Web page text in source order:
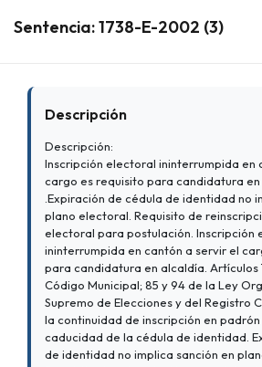
Sentencia: 1738-E-2002 (3)
Descripción
Descripción:
Inscripción electoral ininterrumpida en
cargo es requisito para candidatura en
.Expiración de cédula de identidad no
plano electoral. Requisito de
electoral para postulación. Inscripción
ininterrumpida en cantón a servir el
para candidatura en alcaldía. Artículos
Código Municipal; 85 y 94 de la Ley
Supremo de Elecciones y del Registro
la continuidad de inscripción en
caducidad de la cédula de identidad.
de identidad no implica sanción en